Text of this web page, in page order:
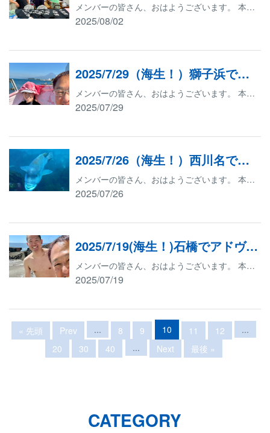
メンバーの皆さん、おはようございます。 本日は、沼津市の獅子浜ダイビングサービスでファンダイブをいたします。 まずは、足柄サービスエリアで朝食をいただきました。 獅子浜ダイビングサービスに到着いたしました。 天気も透視度も海況もよいです。 富士山も綺麗に見えます。 本日の参加メンバーはS様、T様、H様です。 ダイビングの目的は、ズバリ、真実の口！ それでは、早速行ってきます。 エントリーしてすぐに透視度が素晴らしいことに気づきました。 透視度が素晴らしいので真実の口がとてもきれいです。 M様は真実の口に嚙まれて抜けなかったようです。笑 獅子浜と言えばラッパウニとゼブラガニですね。 ハコフグygはいつ見てもかわいいです。 アカオビハナダイなどが群れておりました。 上↑の画像をクリックすると動画が流れます。 赤羽店に帰ってきてから、キューピッドオリジナルTシャツ、トレーナー、パーカーのお渡しをいたしました。 こちらのTシャツは今年メンバー更新をされたお客様に無料でプレゼントしております。 更にキューピッドのメンバー様にはキューピッドのツアーで10ダイブするとキューピッドオリジナルTシャツが、30ダイブするとキューピッドオリジナルトレーナーが、50ダイブするとキューピッドオリジナルパーカーがプレゼントされます。 T様は1年間で100ダイブ以上潜られておりますので、合計7枚GETいたしました。 こんなにたくさんもらってどうするのでしょうね。 もう、笑うしかありません。 わーっははは！ キューピッドはこれからもダイビングを楽しみたいお客様や、ランクアップしたいお客様、ダイビングを始めたいお客様のサポートをしていきたいと思っております。 ご質問など、どんどんご連絡下さい。 お待ちしております
2025/08/02
2025/7/29（海生！）獅子浜で真実の口を見よう！
メンバーの皆さん、おはようございます。 本日は、沼津市の獅子浜ダイビングサービスに来ております。 天気も透視度も海況もよいです。 本日の参加メンバーはK様です。 ダイビングの目的は、ズバリ、真実の口！ それでは、早速行ってきます。 K様は真実の口に嚙まれなかったようです。よかったですね。 ハートもありました。 星もありました。 一瞬、何かに見られた気がしました。 K様は楽しそうです。 隠れているのかな？ 透視度もいいです！ ↑画像をクリックするとゴンズイの動画が流れます。 キューピッドはこれからもダイビングを楽しみたいお客様や、ランクアップしたいお客様、ダイビングを始めたいお客様のサポートをしていきたいと思っております。 ご質問など、どんどんご連絡下さい。 お待ちしております
2025/07/29
2025/7/26（海生！）西川名で流れを感じよう！
メンバーの皆さん、おはようございます。 本日は、館山市の西川名ダイビングサービスに来ております。 本日の参加メンバーはS様とT様です。 ダイビングの目的は、西川名の流れを感じる事です。 それでは早速行ってきます。 水中が魚だらけです。 すっごいです！ 魚の塊！ うわっ！ 気が付いたら隣で巨大なコブダイが泳いでおりました！ S様は大満足しておりました。 西川名の生物って、なんでみんな大きいのでしょうね。 西川名のお昼ご飯と言えば伝平のマグロ丼！ 皆さん美味しそうな顔をしております。 上↑の画像をクリックすると動画が流れます。 デザートは木村ピーナッツのコーヒーフロート、プレミアムパフェキャラメル、ピネキシェイク！ 皆さん、幸せ過ぎます。 キューピッドはこれからもダイビングを楽しみたいお客様や、ランクアップしたいお客様、ダイビングを始めたいお客様のサポートをしていきたいと思っております。 ご質問など、どんどんご連絡下さい。 お待ちしております
2025/07/26
2025/7/19(海生！)石橋でアドヴァンスドオープンウォーターダイバーコース海洋実習生！
メンバーの皆さん、おはようございます。 本日は小田原市の石橋ダイビングセンターに来ております。 天気は晴れ。海況は波＆うねりです。 今回のメンバーは、W様です。 W様は、アドヴァンスドオープンウォーターダイバーコースの海洋実習となります。 目指すはPADIアドヴァンスドオープンウォーターダイバーの認定です。 まずは、ディープ ディープダイビングの魅力と安全ルールはもちろん、水深18ｍ以深の水中環境を知って、より慎重なダイビングの計画の立て方や実行のノウハウをインストラクター密着の状態で学びました。 続いて、水中ナビゲーション 海中で目的地に正確にたどりつくためのコンパスを使ったナビゲーション（コンパス・ナビゲーション）や、自然の目標物を確認しながら移動するナビゲーション（ナチュラル・ナビゲーション）などを学びました。 おめでとうございます。 PADIアドヴァンスドオープンウォーターダイバー認定です。 キューピッドはこれからもダイビングを楽しみたいお客様や、ランクアップしたいお客様、ダイビングを始めたいお客様のサポートをしていきたいと思っております。 ご質問など、どんどんご連絡をください。 お待ちしております
2025/07/19
« 先頭 Prev ... 8 9 10 11 12
...
20
30 40 ... Next 最後 »
CATEGORY